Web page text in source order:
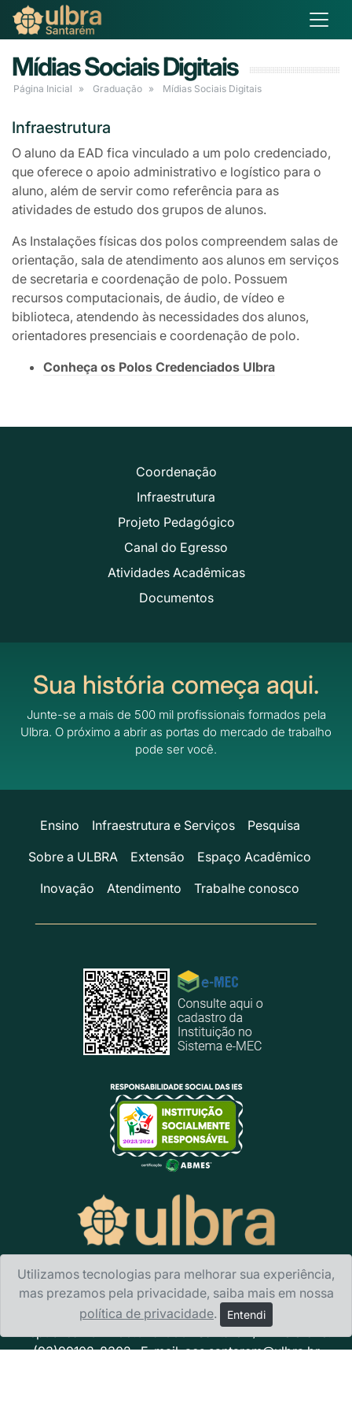
Mídias Sociais Digitais
Página Inicial Graduação Mídias Sociais Digitais
Infraestrutura
O aluno da EAD fica vinculado a um polo credenciado,
que oferece o apoio administrativo e logístico para o
aluno, além de servir como referência para as
atividades de estudo dos grupos de alunos.
As Instalações físicas dos polos compreendem salas de
orientação, sala de atendimento aos alunos em serviços
de secretaria e coordenação de polo. Possuem
recursos computacionais, de áudio, de vídeo e
biblioteca, atendendo às necessidades dos alunos,
orientadores presenciais e coordenação de polo.
Conheça os Polos Credenciados Ulbra
Coordenação
Infraestrutura
Projeto Pedagógico
Canal do Egresso
Atividades Acadêmicas
Documentos
Sua história começa aqui.
Junte-se a mais de 500 mil profissionais formados pela
Ulbra. O próximo a abrir as portas do mercado de trabalho
pode ser você.
Ensino Infraestrutura e Serviços
Pesquisa
Sobre a ULBRA
Extensão
Espaço Acadêmico
Inovação
Atendimento Trabalhe conosco
Ulbra Santarém- Av. Sérgio Henn, 1.787 Bairro Nova
República · CEP 68.025-000 · Santarém/PA Telefone:
(93)99102-8302 · E-mail:acs.santarem@ulbra.br
Utilizamos tecnologias para melhorar sua experiência,
mas prezamos pela privacidade, saiba mais em nossa
política de privacidade. Entendi